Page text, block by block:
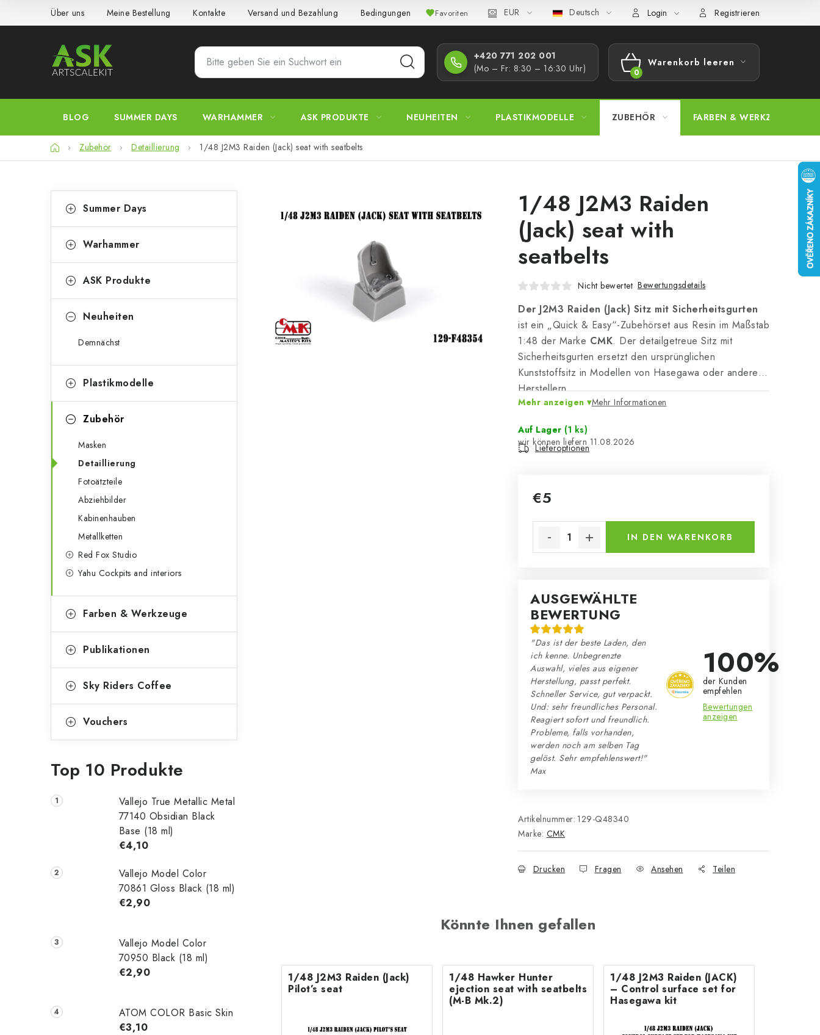
Über uns Meine Bestellung Kontakte Versand und Bezahlung Bedingungen und Konditionen Datenschutzbestimmungen Beschwerdeverfahren Großhandel
Favoriten EUR Deutsch Login Registrieren
+420 771 202 001​
(Mo – Fr: 8:30 – 16:30 Uhr)
WARENKORB
Warenkorb leeren
BLOG SUMMER DAYS WARHAMMER ASK PRODUKTE NEUHEITEN PLASTIKMODELLE ZUBEHÖR FARBEN & WERKZEUGE
StartseiteZubehör Detaillierung 1/48 J2M3 Raiden (Jack) seat with seatbelts
e
t
e
e
s
e
überspringen
a
e
o
e
Summer Days
Warhammer
ASK Produkte
Neuheiten
Demnächst
Plastikmodelle
Zubehör
Masken
Detaillierung
Fotoätzteile
Abziehbilder
Kabinenhauben
Metallketten
Red Fox Studio
Yahu Cockpits and interiors
Farben & Werkzeuge
Publikationen
Sky Riders Coffee
Vouchers
Top 10 Produkte
Vallejo True Metallic Metal
77140 Obsidian Black
Base (18 ml)
€4,10
Vallejo Model Color
70861 Gloss Black (18 ml)
€2,90
Vallejo Model Color
70950 Black (18 ml)
€2,90
ATOM COLOR Basic Skin
€3,10
1/48 J2M3 Raiden
(Jack) seat with
seatbelts
Nicht bewertet Bewertungsdetails
Der J2M3 Raiden (Jack) Sitz mit Sicherheitsgurten
ist ein „Quick & Easy“-Zubehörset aus Resin im Maßstab
1:48 der Marke CMK. Der detailgetreue Sitz mit
Sicherheitsgurten ersetzt den ursprünglichen
Kunststoffsitz in Modellen von Hasegawa oder anderen
Herstellern.
Mehr anzeigen Mehr Informationen
Auf Lager (1 ks)
11.08.2026
Lieferoptionen
€5
IN DEN WARENKORB
AUSGEWÄHLTE
BEWERTUNG
"Das ist der beste Laden, den
ich kenne. Unbegrenzte
Auswahl, vieles aus eigener
Herstellung, passt perfekt.
Schneller Service, gut verpackt.
Und: sehr freundliches Personal.
Reagiert sofort und freundlich.
Probleme, falls vorhanden,
werden noch am selben Tag
gelöst. Sehr empfehlenswert!"
Max
100%
der Kunden
empfehlen
Bewertungen
anzeigen
Artikelnummer: 129-Q48340
Marke: CMK
Drucken Fragen Ansehen Teilen
Könnte Ihnen gefallen
1/48 J2M3 Raiden (Jack)
Pilot’s seat
1/48 Hawker Hunter
ejection seat with seatbelts
(M-B Mk.2)
1/48 J2M3 Raiden (JACK)
– Control surface set for
Hasegawa kit